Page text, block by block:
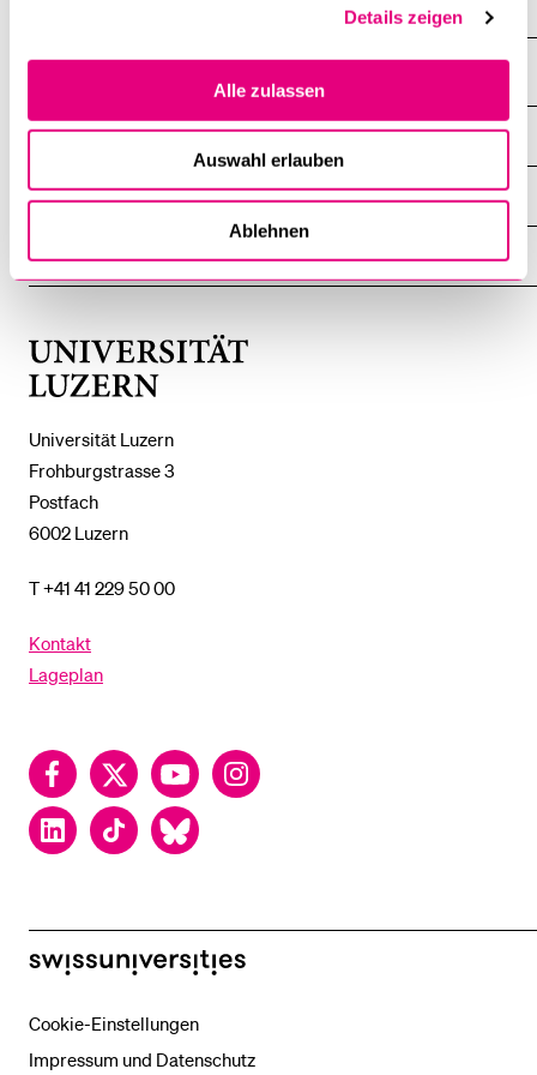
Details zeigen
Alle zulassen
Auswahl erlauben
Ablehnen
Universität Luzern
Frohburgstrasse 3
Postfach
6002 Luzern
T +41 41 229 50 00
Kontakt
Lageplan
FacebookTwitter YouTubeInstagram
LinkedInTikTok Bluesky
DIE UNI FÜR ...
UNTERMENÜ
ZENTRALE EINRICHTUNGEN
ZEIGE
UNTERMENÜ
EINFACH FINDEN
ZEIGE
DAS
swissuniversities
Cookie-Einstellungen
Impressum und Datenschutz